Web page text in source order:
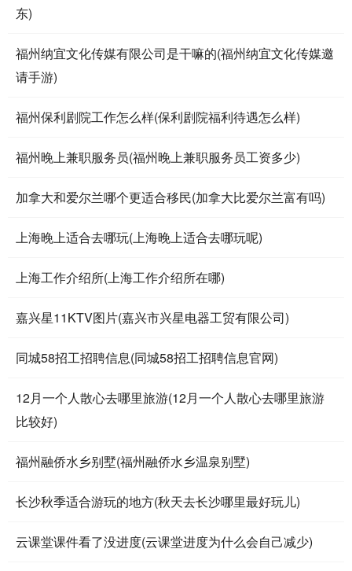
东)
福州纳宜文化传媒有限公司是干嘛的(福州纳宜文化传媒邀
请手游)
福州保利剧院工作怎么样(保利剧院福利待遇怎么样)
福州晚上兼职服务员(福州晚上兼职服务员工资多少)
加拿大和爱尔兰哪个更适合移民(加拿大比爱尔兰富有吗)
上海晚上适合去哪玩(上海晚上适合去哪玩呢)
上海工作介绍所(上海工作介绍所在哪)
嘉兴星11KTV图片(嘉兴市兴星电器工贸有限公司)
同城58招工招聘信息(同城58招工招聘信息官网)
12月一个人散心去哪里旅游(12月一个人散心去哪里旅游
比较好)
福州融侨水乡别墅(福州融侨水乡温泉别墅)
长沙秋季适合游玩的地方(秋天去长沙哪里最好玩儿)
云课堂课件看了没进度(云课堂进度为什么会自己减少)